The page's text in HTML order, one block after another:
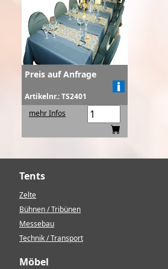
Preis auf Anfrage
Artikelnr.: TS2401
mehr Infos
Tents
Zelte
Bühnen / Tribünen
Messebau
Technik / Transport
Möbel